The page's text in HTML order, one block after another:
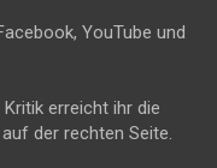
YouTube und
erreicht ihr die
der rechten Seite.